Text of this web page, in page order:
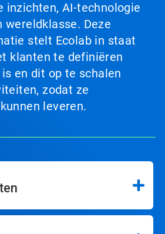
inzichten, AI-technologie
wereldklasse. Deze
stelt Ecolab in staat
klanten te definiëren
en dit op te schalen
zodat ze
leveren.